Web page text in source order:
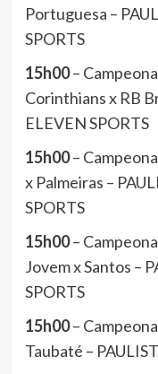
Portuguesa –
SPORTS
15h00–
Corinthians x RB
ELEVEN SPORTS
15h00–
x Palmeiras –
SPORTS
15h00–
Jovem x Santos –
SPORTS
15h00–
Taubaté –